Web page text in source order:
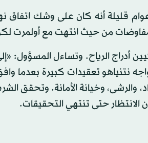
قليلة أنه كان على وشك اتفاق
من حيث انتهت مع أولمرت
أدراج الرياح. وتساءل المسؤول:
نتنياهو تعقيدات كبيرة بعدما
وخيانة الأمانة. وتحقق